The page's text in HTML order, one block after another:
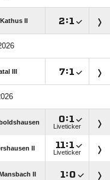
II :
III :
:
Liveticker
II  :
Liveticker
II  :